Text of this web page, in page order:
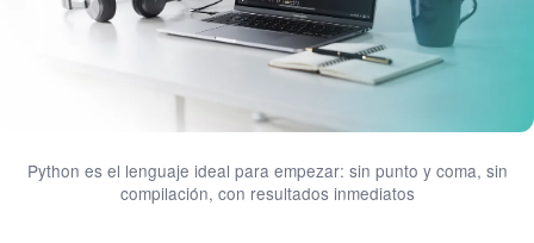
Python es el lenguaje ideal para empezar: sin punto y coma, sin
compilación, con resultados inmediatos